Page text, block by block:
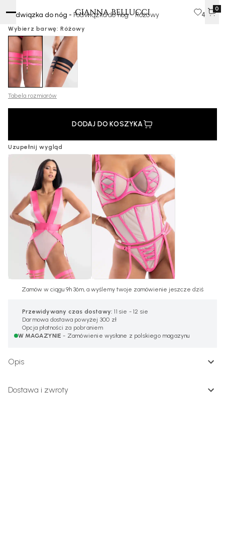
0
Podwiązka do nóg - Podwiązka do nóg - Różowy 40 zł
Wybierz barwę: Różowy
Tabela rozmiarów
DODAJ DO KOSZYKA
Uzupełnij wygląd
Zamów w ciągu 9h 36m, a wyślemy twoje zamówienie jeszcze dziś
Przewidywany czas dostawy: 11 sie - 12 sie
Darmowa dostawa powyżej 300 zł
Opcja płatności za pobraniem
W MAGAZYNIE - Zamówienie wysłane z polskiego magazynu
Opis
Dostawa i zwroty